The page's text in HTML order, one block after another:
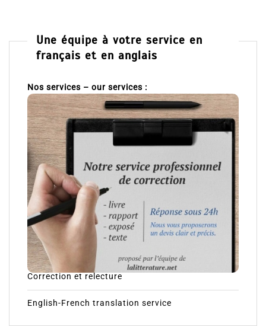
Une équipe à votre service en
français et en anglais
Nos services – our services :
Correction et relecture
English-French translation service